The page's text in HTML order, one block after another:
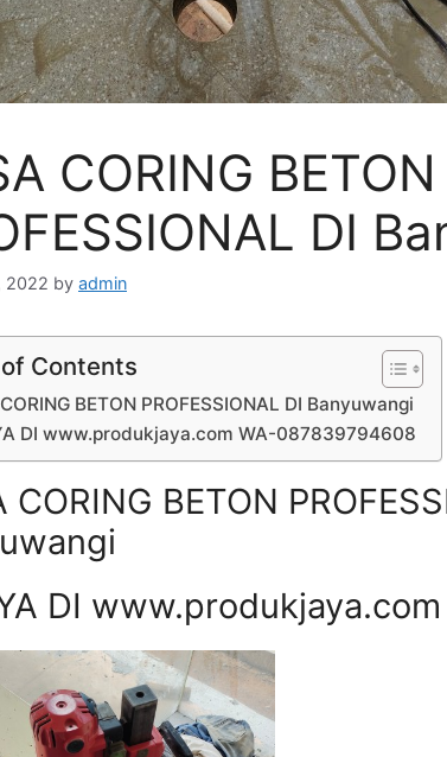
CORING BETON
DI
2022 by admin
Contents
BETON PROFESSIONAL DI Banyuwangi
DI www.produkjaya.com WA-087839794608
CORING BETON
DI